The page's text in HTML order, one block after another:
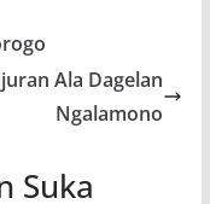
Ala Dagelan
Ngalamono
Suka